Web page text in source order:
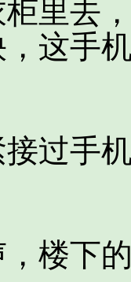
里去
这手
手机
下的